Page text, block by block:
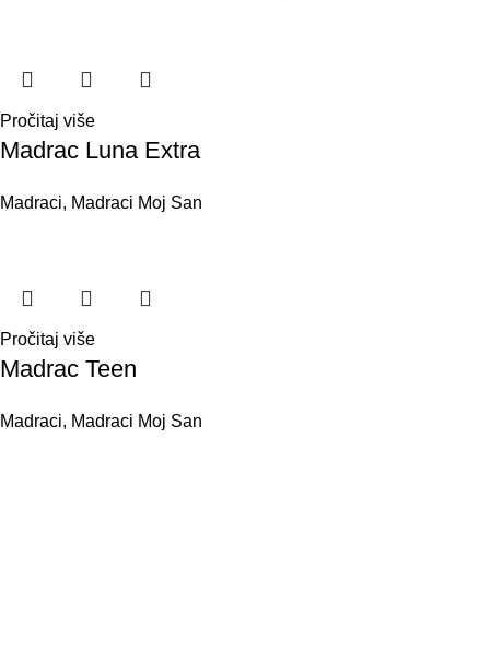
Pročitaj više
Madrac Luna Extra
Madraci, Madraci Moj San
Pročitaj više
Madrac Teen
Madraci, Madraci Moj San